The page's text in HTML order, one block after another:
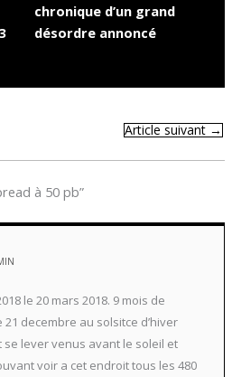
chronique d’un grand
désordre annoncé
Article suivant →
à 50 pb”
le 20 mars 2018. 9 mois de
decembre au solsitce d’hiver
se lever venus avant le soleil et
voir a cet endroit tous les 480